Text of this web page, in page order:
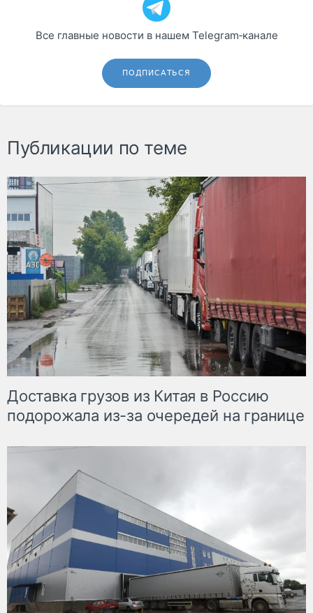
Все главные новости в нашем Telegram‑канале
ПОДПИСАТЬСЯ
Публикации по теме
Доставка грузов из Китая в Россию
подорожала из-за очередей на границе